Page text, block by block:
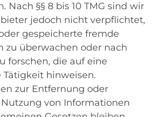
Nach §§ 8 bis 10 TMG sind wir
jedoch nicht verpflichtet,
gespeicherte fremde
zu überwachen oder nach
forschen, die auf eine
hinweisen.
zur Entfernung oder
von Informationen